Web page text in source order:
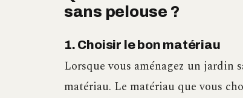
sans pelouse ?
1. Choisir le bon matériau
Lorsque vous aménagez un jardin
matériau. Le matériau que vous